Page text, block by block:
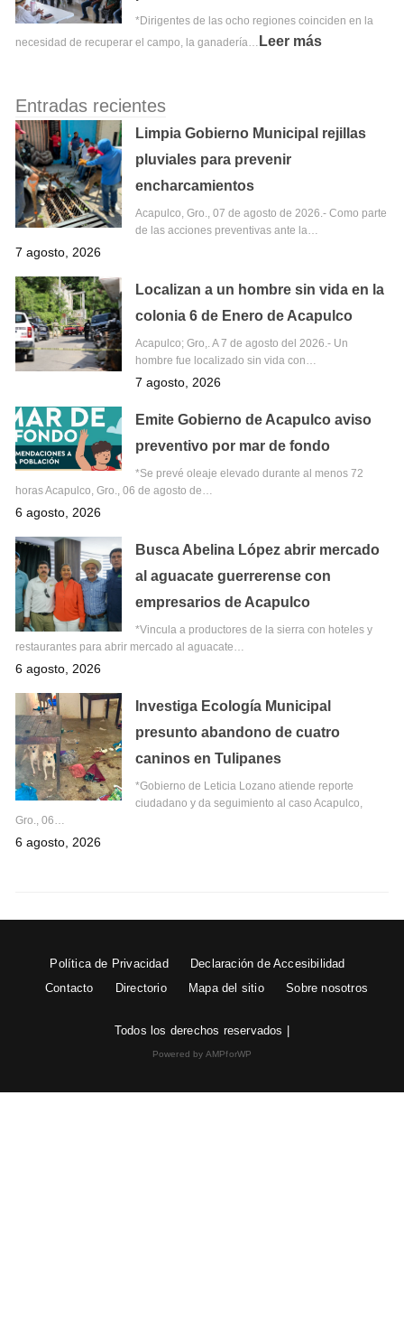
*Dirigentes de las ocho regiones coinciden en la
necesidad de recuperar el campo, la ganadería… Leer más
Entradas recientes
Limpia Gobierno Municipal rejillas
pluviales para prevenir
encharcamientos
Acapulco, Gro., 07 de agosto de 2026.- Como parte
de las acciones preventivas ante la…
7 agosto, 2026
Localizan a un hombre sin vida en la
colonia 6 de Enero de Acapulco
Acapulco; Gro,. A 7 de agosto del 2026.- Un
hombre fue localizado sin vida con…
7 agosto, 2026
Emite Gobierno de Acapulco aviso
preventivo por mar de fondo
*Se prevé oleaje elevado durante al menos 72
horas Acapulco, Gro., 06 de agosto de…
6 agosto, 2026
Busca Abelina López abrir mercado
al aguacate guerrerense con
empresarios de Acapulco
*Vincula a productores de la sierra con hoteles y
restaurantes para abrir mercado al aguacate…
6 agosto, 2026
Investiga Ecología Municipal
presunto abandono de cuatro
caninos en Tulipanes
*Gobierno de Leticia Lozano atiende reporte
ciudadano y da seguimiento al caso Acapulco,
Gro., 06…
6 agosto, 2026
Política de Privacidad
Declaración de Accesibilidad
Contacto
Directorio Mapa del sitio Sobre nosotros
Todos los derechos reservados |
Powered by AMPforWP